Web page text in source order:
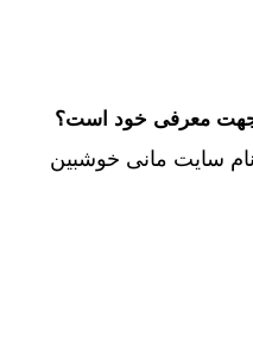
جهت معرفی خود است؟
www.mannykhoshbin.com نام سایت مانی خوشبین